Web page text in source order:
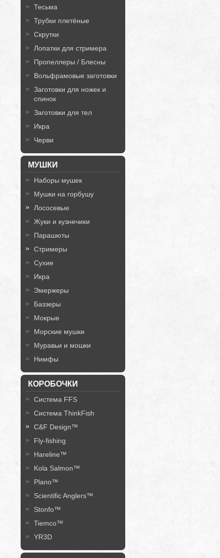
Тесьма
Трубки плетёные
Скрутки
Лопатки для стримера
Пропеллеры / Блесны
Вольфрамовые заготовки
Заготовки для ножек и
спинок
Заготовки для тел
Икра
Черви
МУШКИ
Наборы мушек
Мушки на горбушу
Лососевые
Жуки и кузнечики
Парашюты
Стримеры
Сухие
Икра
Эмержеры
Баззеры
Мокрые
Морские мушки
Муравьи и мошки
Нимфы
КОРОБОЧКИ
Система FFS
Система ThinkFish
C&F Design™
Fly-fishing
Hareline™
Kola Salmon™
Plano™
Scientific Anglers™
Stonfo™
Tiemco™
YR3D